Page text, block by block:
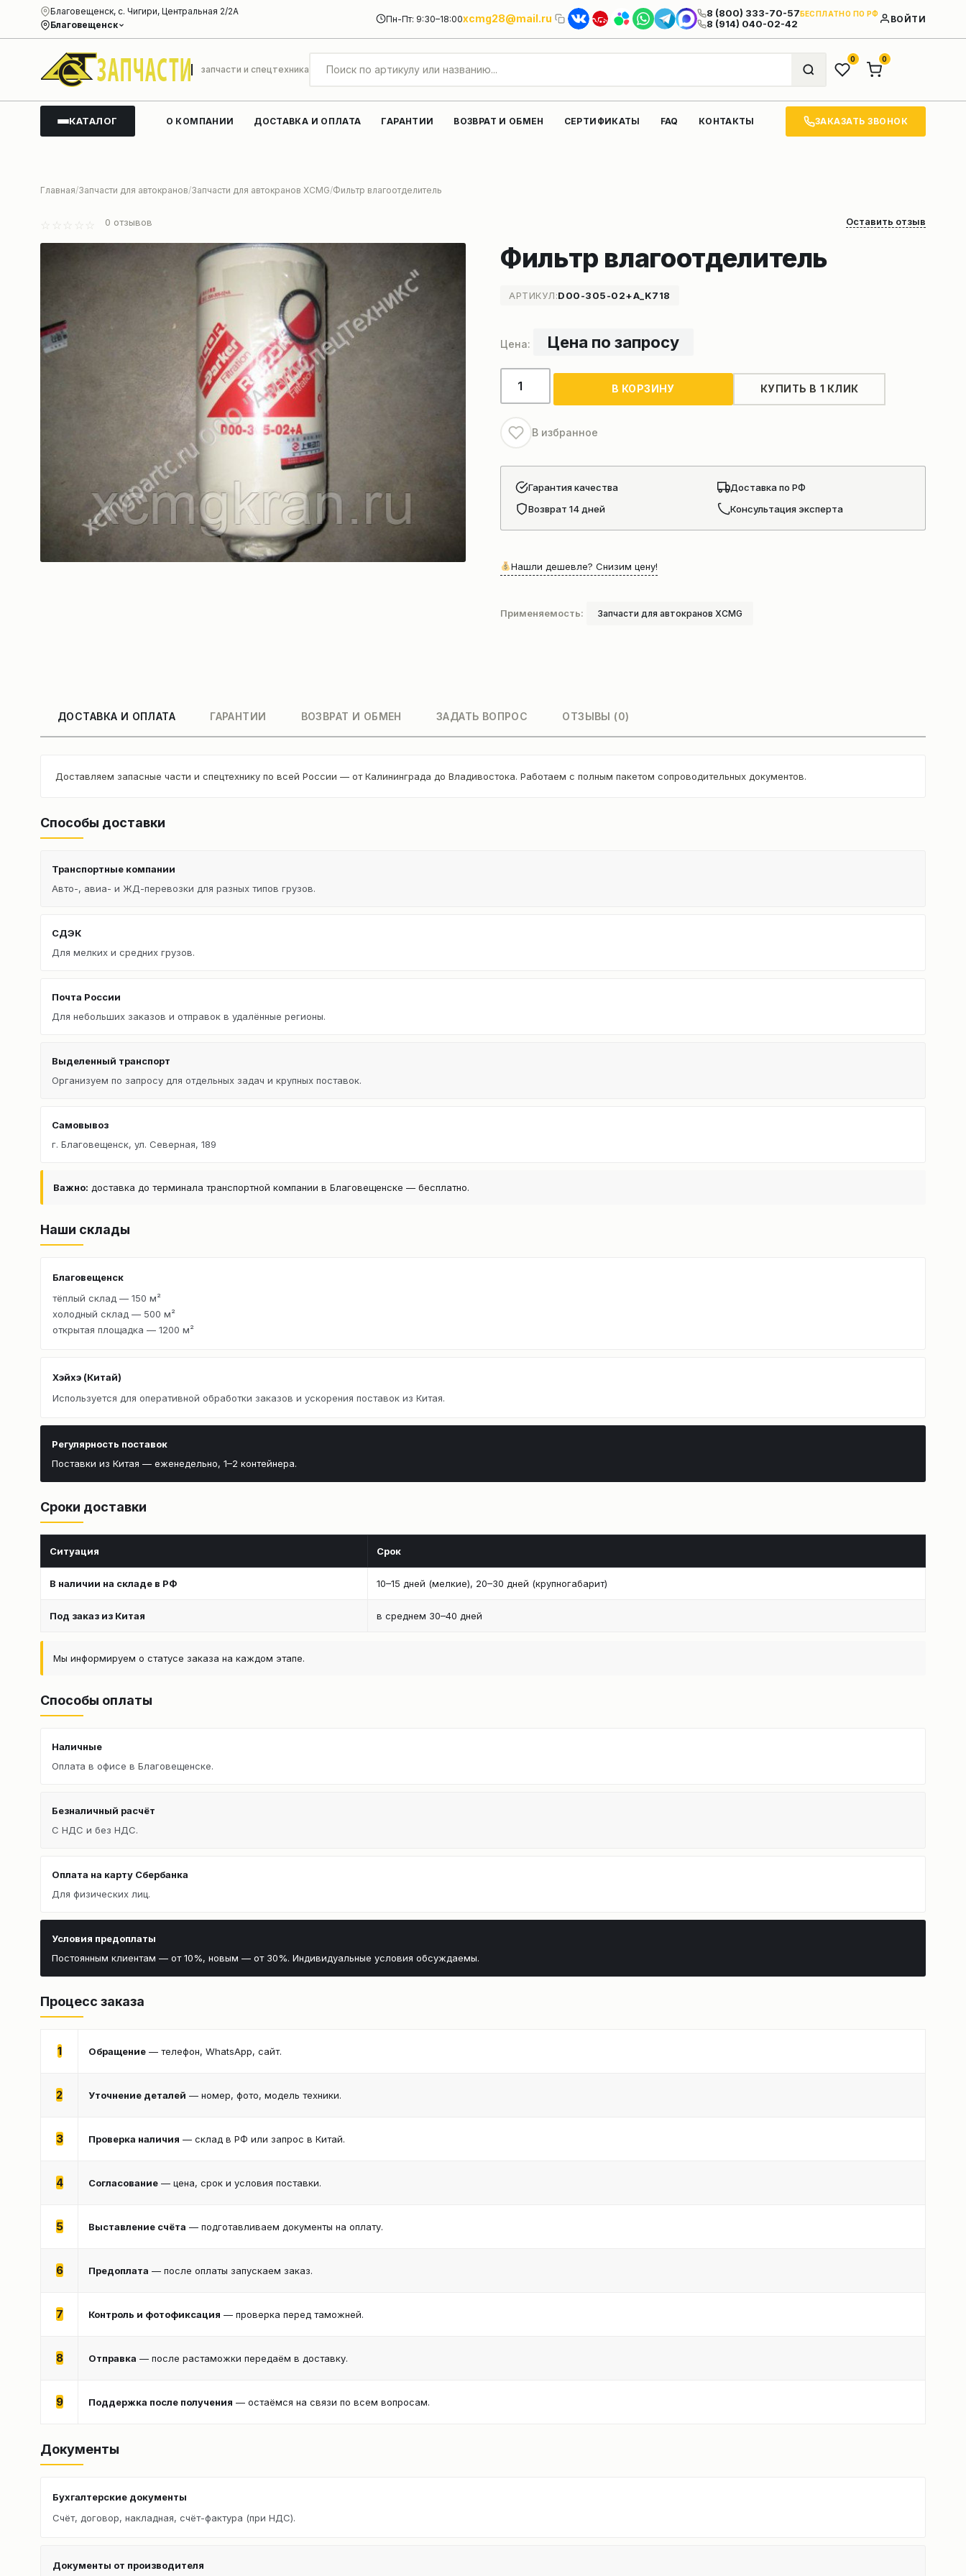
Благовещенск
Благовещенск, с. Чигири, Центральная 2/2А
Пн-Пт: 9:30–18:00xcmg28@mail.ru 8 (800) 333-70-57БЕСПЛАТНО ПО РФ
8 (914) 040-02-42 ВОЙТИ
запчасти и спецтехника
0 0
КАТАЛОГ О КОМПАНИИ ДОСТАВКА И ОПЛАТА ГАРАНТИИ ВОЗВРАТ И ОБМЕН СЕРТИФИКАТЫ FAQ КОНТАКТЫ ЗАКАЗАТЬ ЗВОНОК
Главная Запчасти для автокранов Запчасти для автокранов XCMG Фильтр влагоотделитель
0 отзывов Оставить отзыв
Фильтр влагоотделитель
АРТИКУЛ:D00-305-02+A_K718
Цена по запросу
Количество
товара
влагоотделитель
В КОРЗИНУ КУПИТЬ В 1 КЛИК
В избранное
Гарантия качества
Доставка по РФ
Возврат 14 дней
Консультация эксперта
Нашли дешевле? Снизим цену!
Применяемость: Запчасти для автокранов XCMG
ДОСТАВКА И ОПЛАТА ГАРАНТИИ ВОЗВРАТ И ОБМЕН ЗАДАТЬ ВОПРОС ОТЗЫВЫ (0)
Доставляем запасные части и спецтехнику по всей России — от Калининграда до Владивостока. Работаем с полным пакетом сопроводительных документов.
Способы доставки
Транспортные компании
Авто-, авиа- и ЖД-перевозки для разных типов грузов.
СДЭК
Для мелких и средних грузов.
Почта России
Для небольших заказов и отправок в удалённые регионы.
Выделенный транспорт
Организуем по запросу для отдельных задач и крупных поставок.
Самовывоз
г. Благовещенск, ул. Северная, 189
Важно: доставка до терминала транспортной компании в Благовещенске — бесплатно.
Наши склады
Благовещенск
тёплый склад — 150 м²
холодный склад — 500 м²
открытая площадка — 1200 м²
Хэйхэ (Китай)
Используется для оперативной обработки заказов и ускорения поставок из Китая.
Регулярность поставок
Поставки из Китая — еженедельно, 1–2 контейнера.
Сроки доставки
Ситуация Срок
В наличии на складе в РФ 10–15 дней (мелкие), 20–30 дней (крупногабарит)
Под заказ из Китая в среднем 30–40 дней
Мы информируем о статусе заказа на каждом этапе.
Способы оплаты
Наличные
Оплата в офисе в Благовещенске.
Безналичный расчёт
С НДС и без НДС.
Оплата на карту Сбербанка
Для физических лиц.
Условия предоплаты
Постоянным клиентам — от 10%, новым — от 30%. Индивидуальные условия обсуждаемы.
Процесс заказа
1 Обращение — телефон, WhatsApp, сайт.
2 Уточнение деталей — номер, фото, модель техники.
3 Проверка наличия — склад в РФ или запрос в Китай.
4 Согласование — цена, срок и условия поставки.
5 Выставление счёта — подготавливаем документы на оплату.
6 Предоплата — после оплаты запускаем заказ.
7 Контроль и фотофиксация — проверка перед таможней.
8 Отправка — после растаможки передаём в доставку.
9 Поддержка после получения — остаёмся на связи по всем вопросам.
Документы
Бухгалтерские документы
Счёт, договор, накладная, счёт-фактура (при НДС).
Документы от производителя